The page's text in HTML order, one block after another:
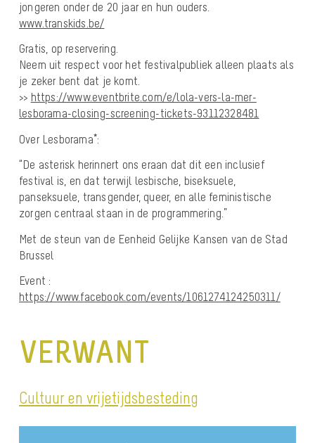
jongeren onder de 20 jaar en hun ouders.
www.transkids.be/
Gratis, op reservering.
Neem uit respect voor het festivalpubliek alleen plaats als
je zeker bent dat je komt.
>> https://www.eventbrite.com/e/lola-vers-la-mer-
lesborama-closing-screening-tickets-93112328481
Over Lesborama*:
“De asterisk herinnert ons eraan dat dit een inclusief
festival is, en dat terwijl lesbische, biseksuele,
panseksuele, transgender, queer, en alle feministische
zorgen centraal staan in de programmering.”
Met de steun van de Eenheid Gelijke Kansen van de Stad
Brussel
Event :
https://www.facebook.com/events/1061274124250311/
VERWANT
Cultuur en vrijetijdsbesteding